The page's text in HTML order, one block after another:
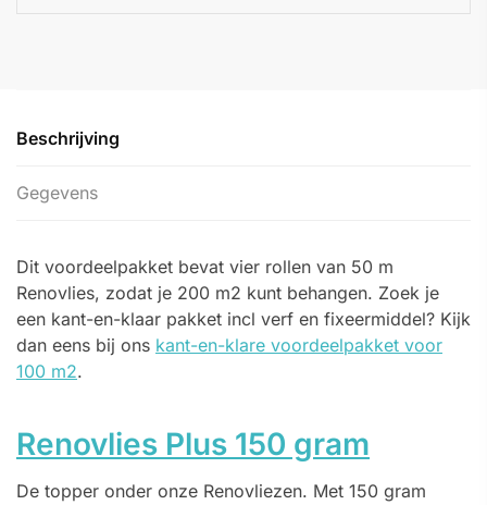
Beschrijving
Gegevens
Dit voordeelpakket bevat vier rollen van 50 m
Renovlies, zodat je 200 m2 kunt behangen. Zoek je
een kant-en-klaar pakket incl verf en fixeermiddel? Kijk
dan eens bij ons kant-en-klare voordeelpakket voor
100 m2.
Renovlies Plus 150 gram
De topper onder onze Renovliezen. Met 150 gram